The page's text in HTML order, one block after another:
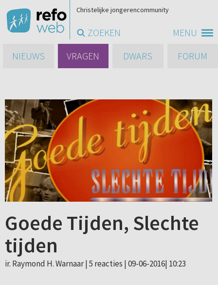
MENU
Christelijke jongerencommunity
ZOEKEN
NIEUWS
VRAGEN DWARS FORUM
Goede Tijden, Slechte
tijden
ir. Raymond H. Warnaar | 5 reacties | 09-06-2016| 10:23